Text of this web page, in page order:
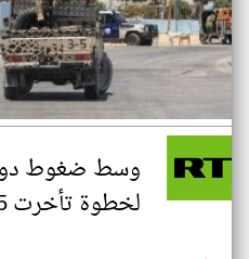
وسط ضغوط
لخطوة تأخرت 35 عاما